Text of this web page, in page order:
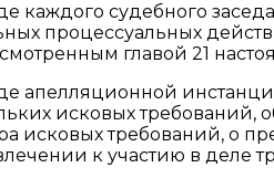
каждого судебного
процессуальных
главой 21
апелляционной
исковых
исковых требований, о
к участию в деле